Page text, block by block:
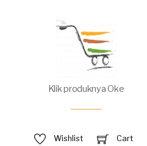
Klik produknya Oke
Wishlist Cart